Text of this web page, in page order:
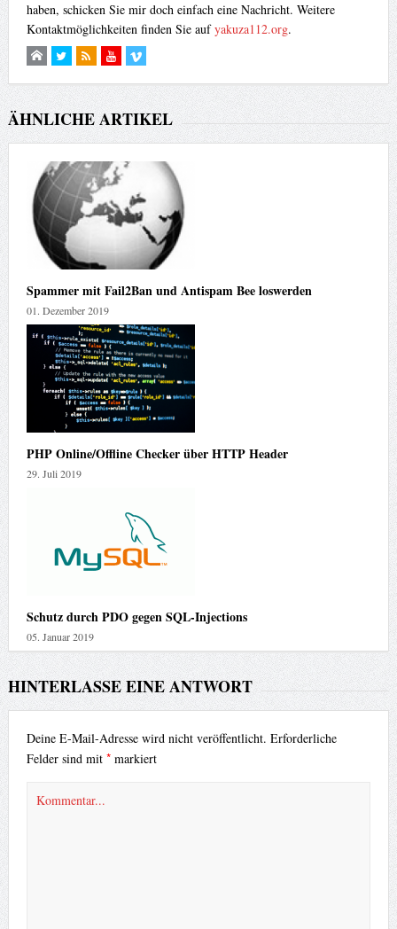
haben, schicken Sie mir doch einfach eine Nachricht. Weitere
Kontaktmöglichkeiten finden Sie aufyakuza112.org.
ÄHNLICHE ARTIKEL
Spammer mit Fail2Ban und Antispam Bee loswerden
01. Dezember 2019
PHP Online/Offline Checker über HTTP Header
29. Juli 2019
Schutz durch PDO gegen SQL-Injections
05. Januar 2019
HINTERLASSE EINE ANTWORT
Deine E-Mail-Adresse wird nicht veröffentlicht. Erforderliche
Felder sind mit *markiert